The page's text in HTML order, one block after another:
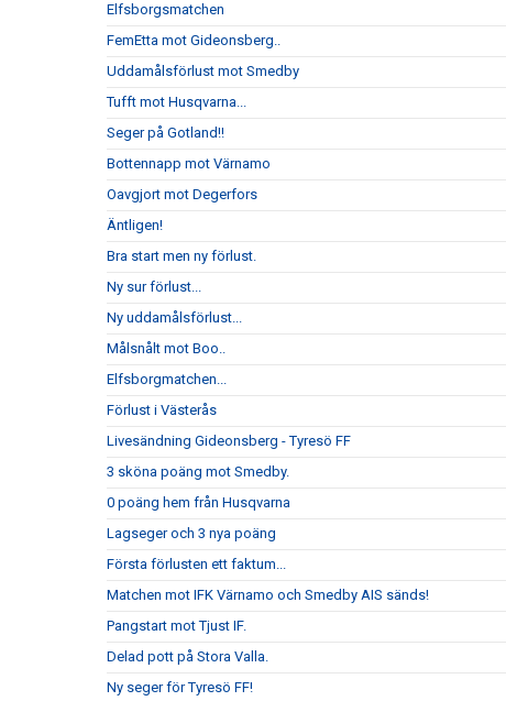
Elfsborgsmatchen
FemEtta mot Gideonsberg..
Uddamålsförlust mot Smedby
Tufft mot Husqvarna...
Seger på Gotland!!
Bottennapp mot Värnamo
Oavgjort mot Degerfors
Äntligen!
Bra start men ny förlust.
Ny sur förlust...
Ny uddamålsförlust...
Målsnålt mot Boo..
Elfsborgmatchen...
Förlust i Västerås
Livesändning Gideonsberg - Tyresö FF
3 sköna poäng mot Smedby.
0 poäng hem från Husqvarna
Lagseger och 3 nya poäng
Första förlusten ett faktum...
Matchen mot IFK Värnamo och Smedby AIS sänds!
Pangstart mot Tjust IF.
Delad pott på Stora Valla.
Ny seger för Tyresö FF!